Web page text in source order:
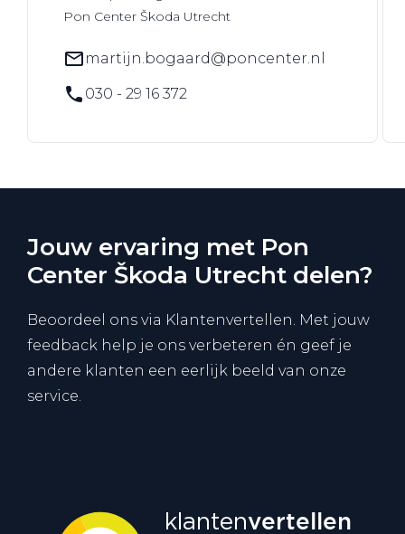
Pon Center Škoda Utrecht
martijn.bogaard@poncenter.nl
030 - 29 16 372
Jouw ervaring met Pon
Center Škoda Utrecht delen?
Beoordeel ons via Klantenvertellen. Met jouw
feedback help je ons verbeteren én geef je
andere klanten een eerlijk beeld van onze
service.